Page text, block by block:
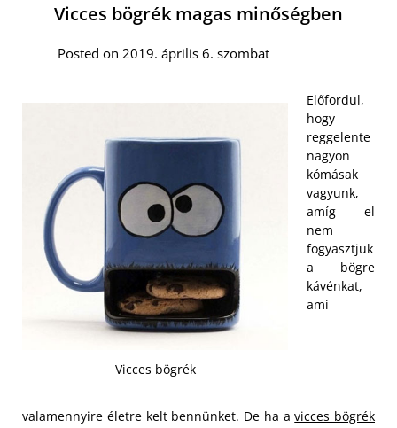
Vicces bögrék magas minőségben
Posted on 2019. április 6. szombat
Vicces bögrék
Előfordul,
hogy
reggelente
nagyon
kómásak
vagyunk,
amíg el
nem
fogyasztjuk
a bögre
kávénkat,
ami
valamennyire életre kelt bennünket. De ha avicces bögrék